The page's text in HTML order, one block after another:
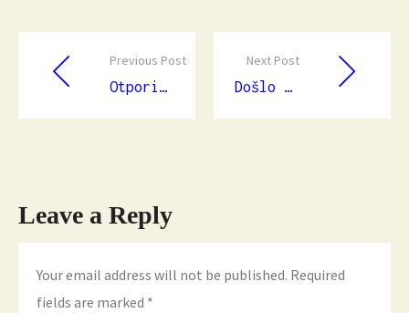
Previous Post
Otpori među nama — PC i Oblak
Next Post
Došlo doba da se Oblak proba
Leave a Reply
Your email address will not be published. Required
fields are marked *